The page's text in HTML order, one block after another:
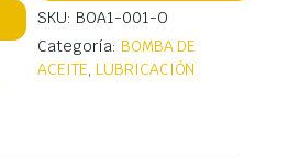
SKU: BOA1-001-O
Categoría: BOMBA DE
ACEITE, LUBRICACIÓN